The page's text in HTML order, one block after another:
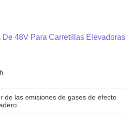
De 48V Para Carretillas Elevadoras
de las emisiones de gases de efecto